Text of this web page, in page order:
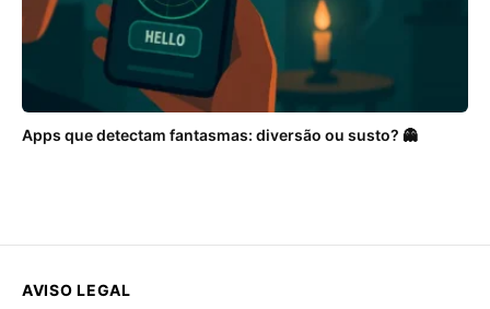
Apps que detectam fantasmas: diversão ou susto? 👻
AVISO LEGAL